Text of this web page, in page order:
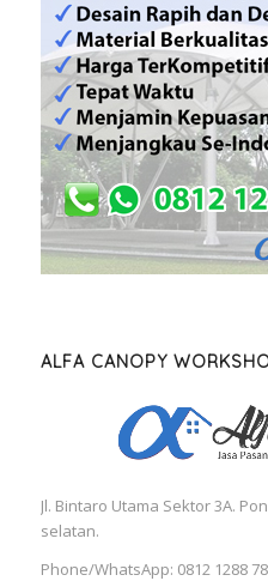
ALFA CANOPY
Jl. Bintaro Utama Sektor 3A.
selatan.
Phone/WhatsApp: 0812 1288